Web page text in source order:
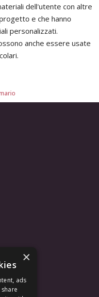
dell'utente con altre
e che hanno
personalizzati.
anche essere usate
×
ads